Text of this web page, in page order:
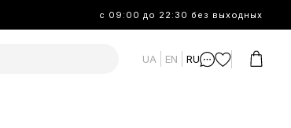
с 09:00 до 22:30 без выходных
UA EN RU